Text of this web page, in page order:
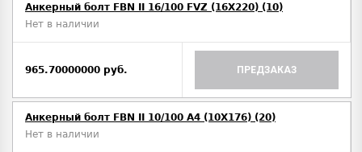
Анкерный болт FBN II 16/100 FVZ (16X220) (10)
Нет в наличии
965.70000000 руб. ПРЕДЗАКАЗ
Анкерный болт FBN II 10/100 A4 (10X176) (20)
Нет в наличии